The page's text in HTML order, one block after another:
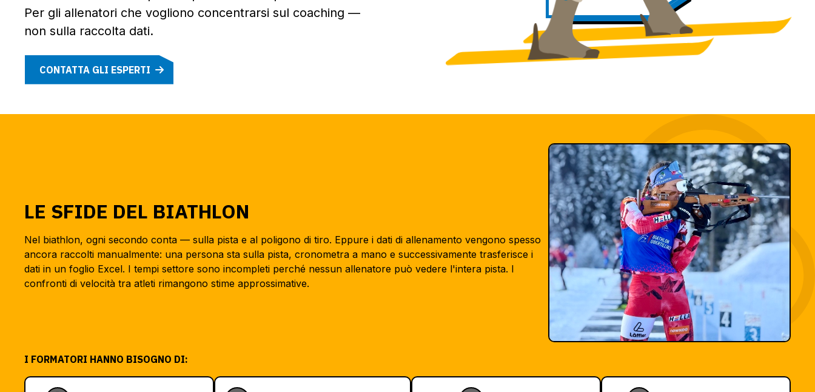
Per gli allenatori che vogliono concentrarsi sul coaching —
non sulla raccolta dati.
CONTATTA GLI ESPERTI
LE SFIDE DEL BIATHLON
Nel biathlon, ogni secondo conta — sulla pista e al poligono di tiro. Eppure i dati di allenamento vengono spesso
ancora raccolti manualmente: una persona sta sulla pista, cronometra a mano e successivamente trasferisce i
dati in un foglio Excel. I tempi settore sono incompleti perché nessun allenatore può vedere l'intera pista. I
confronti di velocità tra atleti rimangono stime approssimative.
I FORMATORI HANNO BISOGNO DI: